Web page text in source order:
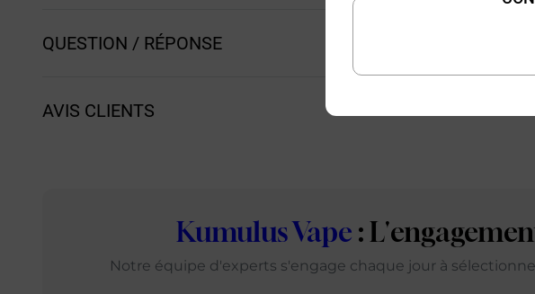
QUESTION / RÉPONSE
AVIS CLIENTS
Kumulus Vape :
Notre équipe d'experts s'engage chaque jour à